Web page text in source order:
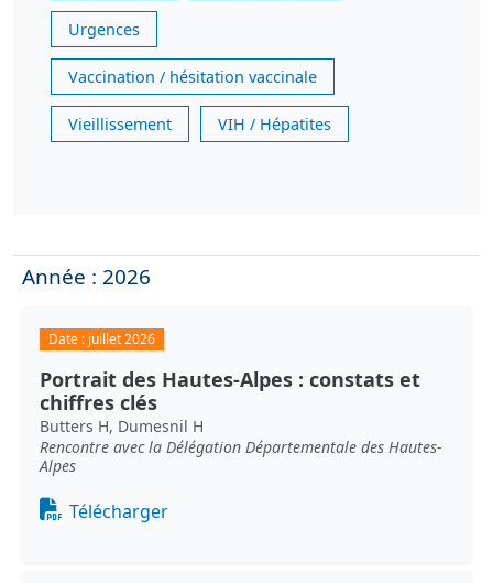
Urgences
Vaccination / hésitation vaccinale
Vieillissement VIH / Hépatites
Année : 2026
Date : juillet 2026
Portrait des Hautes-Alpes : constats et
chiffres clés
Butters H, Dumesnil H
Rencontre avec la Délégation Départementale des Hautes-
Alpes
Document
Télécharger